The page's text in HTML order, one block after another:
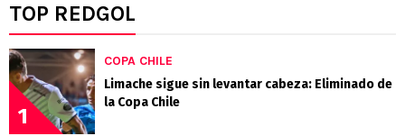
TOP REDGOL
1
COPA CHILE
Limache sigue sin levantar cabeza: Eliminado de
la Copa Chile